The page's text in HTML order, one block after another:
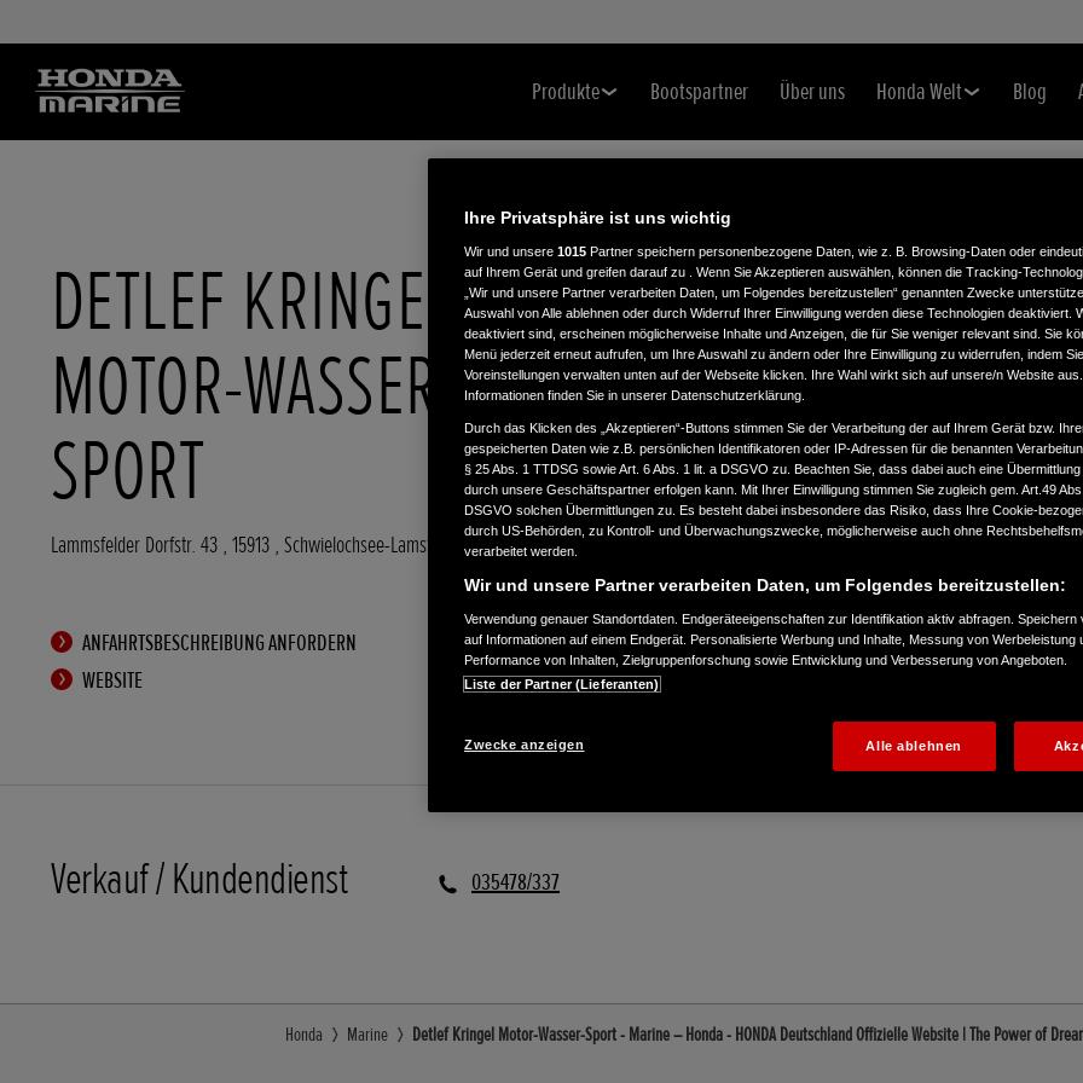
Produkte Bootspartner Über uns Honda Welt Blog
DETLEF KRINGEL
MOTOR-WASSER-
SPORT
Lammsfelder Dorfstr. 43 , 15913 , Schwielochsee-Lamsfeld
ANFAHRTSBESCHREIBUNG ANFORDERN
WEBSITE
Verkauf / Kundendienst 035478/337
Honda Marine Detlef Kringel Motor-Wasser-Sport - Marine – Honda - HONDA Deutschland Offizielle Website | The Power of
Ihre Privatsphäre ist uns wichtig
Wir und unsere 1015 Partner speichern personenbezogene Daten, wie z. B. Browsing-Daten oder
auf Ihrem Gerät und greifen darauf zu . Wenn Sie Akzeptieren auswählen, können die Tracking-
„Wir und unsere Partner verarbeiten Daten, um Folgendes bereitzustellen“ genannten Zwecke
Auswahl von Alle ablehnen oder durch Widerruf Ihrer Einwilligung werden diese Technologien deaktiviert.
deaktiviert sind, erscheinen möglicherweise Inhalte und Anzeigen, die für Sie weniger relevant sind. Sie
Menü jederzeit erneut aufrufen, um Ihre Auswahl zu ändern oder Ihre Einwilligung zu widerrufen, indem
Voreinstellungen verwalten unten auf der Webseite klicken. Ihre Wahl wirkt sich auf unsere/n Website
Informationen finden Sie in unserer Datenschutzerklärung.
Durch das Klicken des „Akzeptieren“-Buttons stimmen Sie der Verarbeitung der auf Ihrem Gerät bzw.
gespeicherten Daten wie z.B. persönlichen Identifikatoren oder IP-Adressen für die benannten
§ 25 Abs. 1 TTDSG sowie Art. 6 Abs. 1 lit. a DSGVO zu. Beachten Sie, dass dabei auch eine Übermittlung
durch unsere Geschäftspartner erfolgen kann. Mit Ihrer Einwilligung stimmen Sie zugleich gem. Art.49
DSGVO solchen Übermittlungen zu. Es besteht dabei insbesondere das Risiko, dass Ihre Cookie-
durch US-Behörden, zu Kontroll- und Überwachungszwecke, möglicherweise auch ohne
verarbeitet werden.
Wir und unsere Partner verarbeiten Daten, um Folgendes bereitzustellen:
Verwendung genauer Standortdaten. Endgeräteeigenschaften zur Identifikation aktiv abfragen. Speichern
auf Informationen auf einem Endgerät. Personalisierte Werbung und Inhalte, Messung von Werbeleistung
Performance von Inhalten, Zielgruppenforschung sowie Entwicklung und Verbesserung von Angeboten.
Liste der Partner (Lieferanten)
Zwecke anzeigen Alle ablehnen